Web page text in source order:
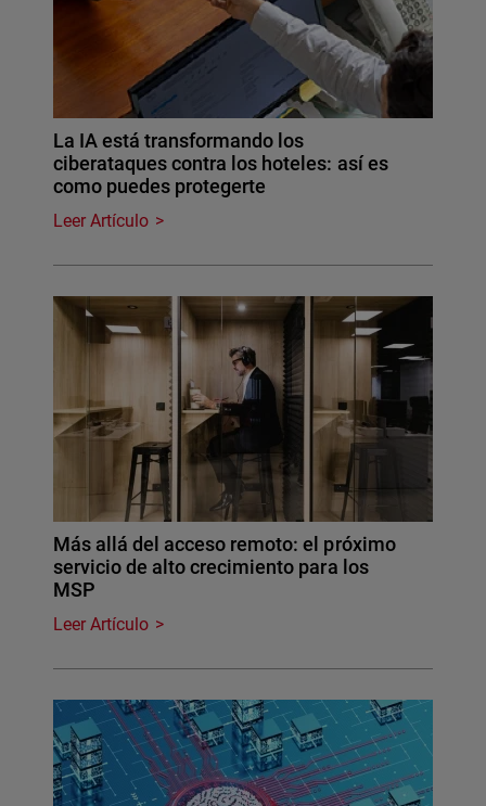
La IA está transformando los
ciberataques contra los hoteles: así es
como puedes protegerte
Leer Artículo
Más allá del acceso remoto: el próximo
servicio de alto crecimiento para los
MSP
Leer Artículo